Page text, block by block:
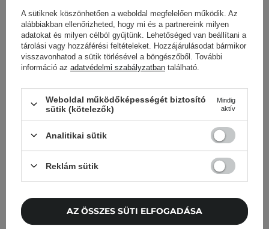
1 390,00 Ft
Cosibella hírlevél
Bőrápolási ellenőrzőlisták, szakértői
tanácsok, szépségápolási újdonságok –
Add meg az e-mail címedet
Elfogadom, hogy marketingüzeneteket
kapjak, és hogy adataimat a Cosibella
A sütiknek köszönhetően a weboldal megfelelően működik. Az
alábbiakban ellenőrizheted, hogy mi és a partnereink milyen
adatokat és milyen célból gyűjtünk. Lehetőséged van beállítani a
tárolási vagy hozzáférési feltételeket. Hozzájárulásodat bármikor
visszavonhatod a sütik törlésével a böngészőből. További
információ az adatvédelmi szabályzatban található.
Weboldal működőképességét biztosító
sütik (kötelezők)
Mindig
aktív
Analitikai sütik
Reklám sütik
AZ ÖSSZES SÜTI ELFOGADÁSA